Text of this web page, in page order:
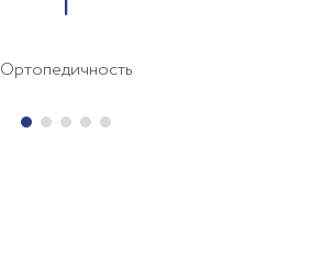
Ортопедичность